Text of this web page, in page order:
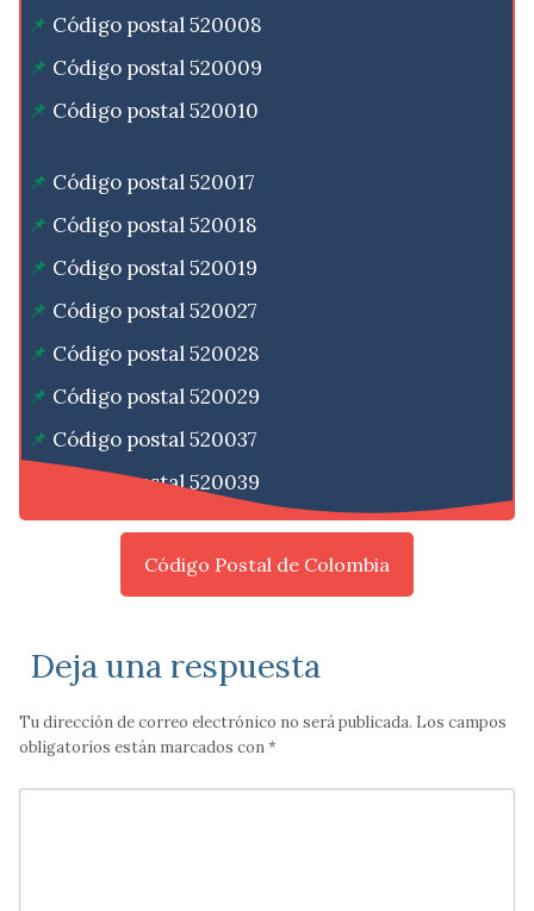
Código postal 520008
Código postal 520009
Código postal 520010
Código postal 520017
Código postal 520018
Código postal 520019
Código postal 520027
Código postal 520028
Código postal 520029
Código postal 520037
Código postal 520039
Código Postal de Colombia
Deja una respuesta
Tu dirección de correo electrónico no será publicada. Los campos
obligatorios están marcados con*